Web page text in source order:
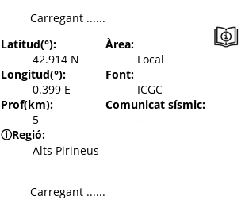
Carregant ......
Latitud(°):
42.914 N
Longitud(°):
0.399 E
Prof(km):
5
ⓘRegió:
Alts Pirineus
Àrea:
Local
Font:
ICGC
Comunicat sísmic:
-
Carregant ......